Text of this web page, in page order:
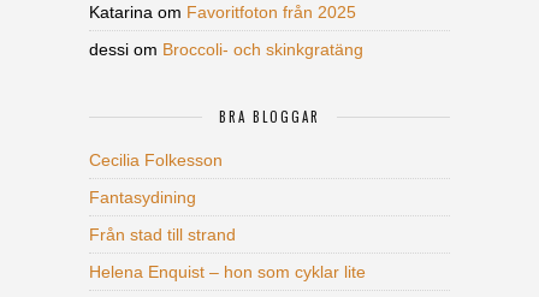
Katarina om Favoritfoton från 2025
dessi om Broccoli- och skinkgratäng
BRA BLOGGAR
Cecilia Folkesson
Fantasydining
Från stad till strand
Helena Enquist – hon som cyklar lite